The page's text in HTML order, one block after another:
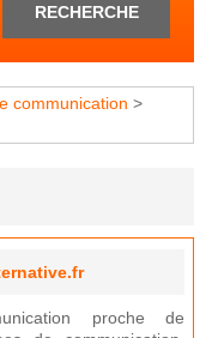
RECHERCHE
communication >
proche de